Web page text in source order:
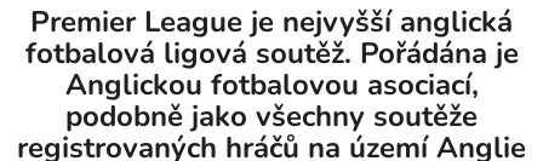
Premier League je nejvyšší anglická
fotbalová ligová soutěž. Pořádána je
Anglickou fotbalovou asociací,
podobně jako všechny soutěže
registrovaných hráčů na území Anglie